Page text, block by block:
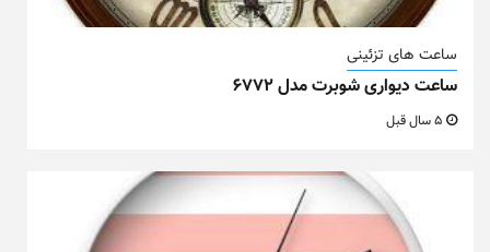
ساعت های تزئینی
ساعت دیواری شوبرت مدل ۶۷۷۲